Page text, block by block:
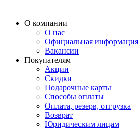
О компании
О нас
Официальная информация
Вакансии
Покупателям
Акции
Скидки
Подарочные карты
Способы оплаты
Оплата, резерв, отгрузка
Возврат
Юридическим лицам